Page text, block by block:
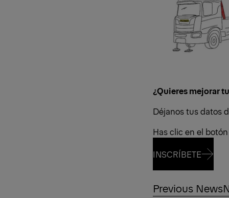
¿Quieres mejorar
Déjanos tus datos
Has clic en el botón
INSCRÍBETE
INSCRÍBETE
Previous News